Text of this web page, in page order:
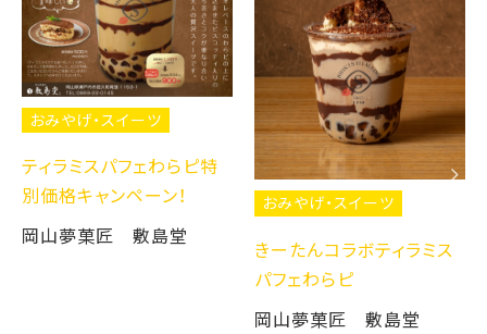
おみやげ・スイーツ
ティラミスパフェわらピ特
別価格キャンペーン！
岡山夢菓匠 敷島堂
おみやげ・スイーツ
きーたんコラボティラミス
パフェわらピ
岡山夢菓匠 敷島堂